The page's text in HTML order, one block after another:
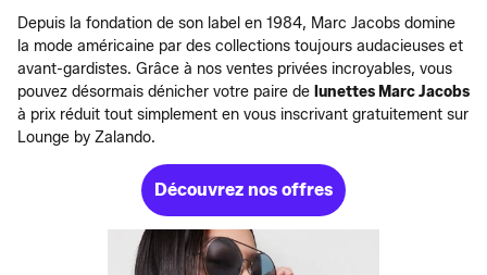
Depuis la fondation de son label en 1984, Marc Jacobs domine
la mode américaine par des collections toujours audacieuses et
avant-gardistes. Grâce à nos ventes privées incroyables, vous
pouvez désormais dénicher votre paire de lunettes Marc Jacobs
à prix réduit tout simplement en vous inscrivant gratuitement sur
Lounge by Zalando.
Découvrez nos offres